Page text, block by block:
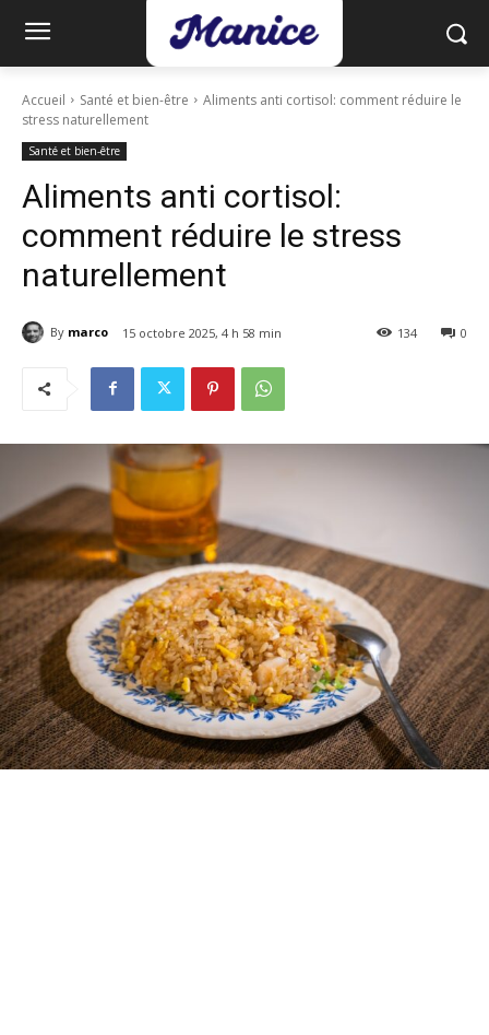
Accueil Santé et bien-être
Aliments anti cortisol: comment réduire le
stress naturellement
Santé et bien-être
Aliments anti cortisol:
comment réduire le stress
naturellement
By marco 15 octobre 2025, 4 h 58 min 0
134